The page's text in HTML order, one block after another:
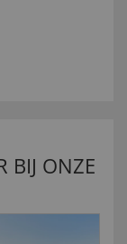
BIJ ONZE